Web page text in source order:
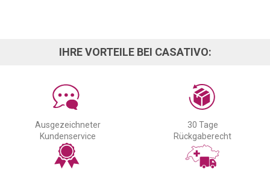
IHRE VORTEILE BEI CASATIVO:
Ausgezeichneter
Kundenservice
30 Tage
Rückgaberecht